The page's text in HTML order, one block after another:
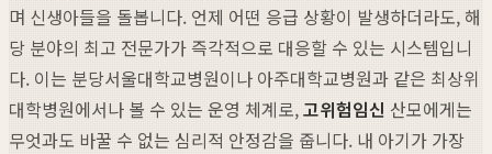
며 신생아들을 돌봅니다. 언제 어떤 응급 상황이 발생하더라도, 해
당 분야의 최고 전문가가 즉각적으로 대응할 수 있는 시스템입니
다. 이는 분당서울대학교병원이나 아주대학교병원과 같은 최상위
대학병원에서나 볼 수 있는 운영 체계로,고위험임신 산모에게는
무엇과도 바꿀 수 없는 심리적 안정감을 줍니다. 내 아기가 가장